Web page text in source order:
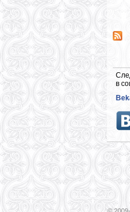
в